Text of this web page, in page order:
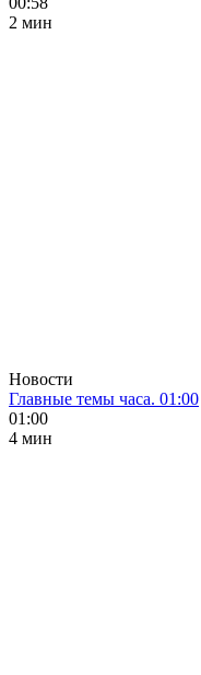
2 мин
Новости
Главные темы часа. 01:00
01:00
4 мин